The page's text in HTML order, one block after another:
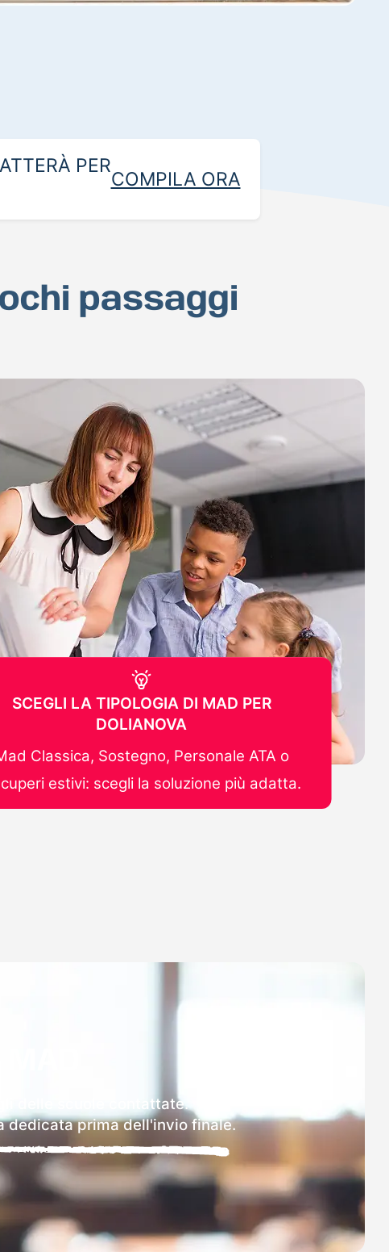
PER
COMPILA ORA
passaggi
SCEGLI LA TIPOLOGIA DI MAD PER
DOLIANOVA
Classica, Sostegno, Personale ATA o
estivi: scegli la soluzione più adatta.
delle scuole contattate.
dedicata prima dell'invio finale.